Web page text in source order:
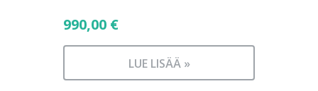
990,00 €
LUE LISÄÄ »